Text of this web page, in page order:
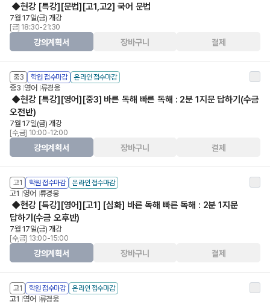
◆현강 [특강][문법][고1,고2] 국어 문법
7월 17일(금) 개강
[금] 18:30-21:30
강의계획서 장바구니 결제
중3 학원 접수마감 온라인 접수마감
중3 영어 류경웅
◆현강 [특강][영어][중3] 바른 독해 빠른 독해 : 2분 1지문 답하기(수금
오전반)
7월 17일(금) 개강
[수,금] 10:00-12:00
강의계획서 장바구니 결제
고1 학원 접수마감 온라인 접수마감
고1 영어 류경웅
◆현강 [특강][영어][고1] [심화] 바른 독해 빠른 독해 : 2분 1지문
답하기(수금 오후반)
7월 17일(금) 개강
[수,금] 13:00-15:00
강의계획서 장바구니 결제
고1 학원 접수마감 온라인 접수마감
고1 영어 류경웅